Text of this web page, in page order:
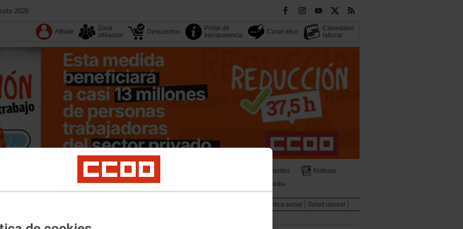
2026.
Afíliate
Zona
afiliación
Descuentos
Portal de
transparencia
Canal ético
Calendario
laboral
Documentos
Noticias
Buscador
Multimedia
Política social
Salud laboral